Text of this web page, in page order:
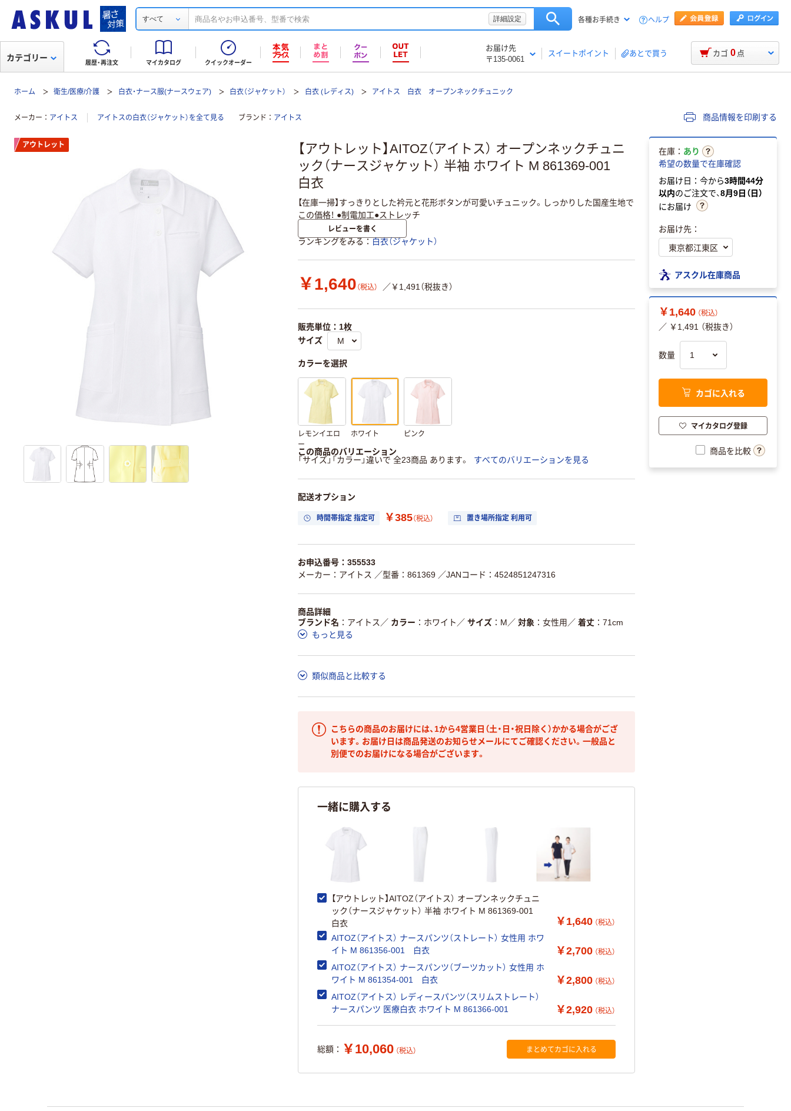
すべて 詳細設定 各種お手続き ヘルプ
履歴・再注文 マイカタログ クイックオーダー
お届け先
〒135-0061
スイートポイント あとで買う
カテゴリー カゴ 0 点
ホーム 衛生/医療/介護 白衣・ナース服(ナースウェア) 白衣（ジャケット） 白衣 (レディス) アイトス 白衣 オープンネックチュニック
メーカー アイトス アイトスの白衣（ジャケット）を全て見る ブランド アイトス 商品情報を印刷する
【アウトレット】AITOZ（アイトス） オープンネックチュニ
ック（ナースジャケット） 半袖 ホワイト M 861369-001
白衣
【在庫一掃】すっきりとした衿元と花形ボタンが可愛いチュニック。しっかりした国産生地で
この価格！ ●制電加工●ストレッチ
レビューを書く
ランキングをみる 白衣（ジャケット）
￥1,640 （税込） ／￥1,491（税抜き）
販売単位：1枚
サイズ
カラーを選択
レモンイエロ
ー
ホワイト ピンク
この商品のバリエーション
「サイズ」「カラー」違いで 全23商品 あります。
すべてのバリエーションを見る
配送オプション
時間帯指定 指定可 ￥385（税込） 置き場所指定 利用可
お申込番号：355533
メーカー：アイトス ／型番：861369 ／JANコード：4524851247316
商品詳細
ブランド名
アイトス ／ カラー ホワイト ／ サイズ M ／ 対象 女性用 ／ 着丈
71cm
もっと見る
類似商品と比較する
こちらの商品のお届けには、1から4営業日（土・日・祝日除く）かかる場合がござ
います。お届け日は商品発送のお知らせメールにてご確認ください。一般品と
別便でのお届けになる場合がございます。
一緒に購入する
【アウトレット】AITOZ（アイトス） オープンネックチュニ
ック（ナースジャケット） 半袖 ホワイト M 861369-001
白衣
￥1,640 （税込）
AITOZ（アイトス） ナースパンツ（ストレート） 女性用 ホワ
イト M 861356-001 白衣
￥2,700 （税込）
AITOZ（アイトス） ナースパンツ（ブーツカット） 女性用 ホ
ワイト M 861354-001 白衣
￥2,800 （税込）
AITOZ（アイトス） レディースパンツ（スリムストレート）
ナースパンツ 医療白衣 ホワイト M 861366-001
￥2,920 （税込）
総額： ￥10,060 （税込） まとめてカゴに入れる
アウトレット
在庫： あり
希望の数量で在庫確認
お届け日：今から3時間44分
以内のご注文で、8月9日（日）
にお届け
お届け先：
アスクル在庫商品
￥1,640 （税込）
／ ￥1,491 （税抜き）
数量
カゴに入れる
マイカタログ登録
商品を比較